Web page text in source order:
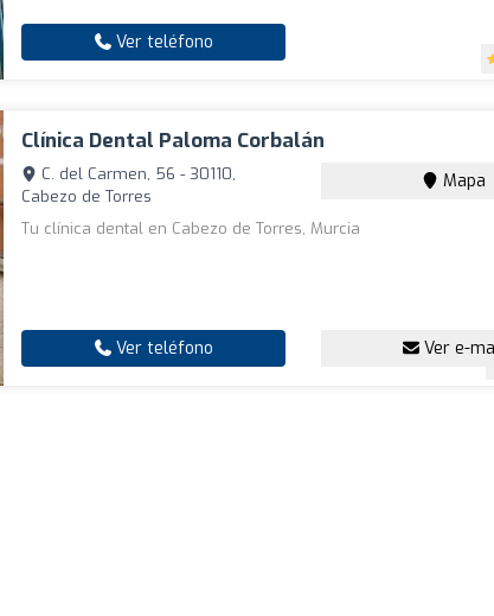
Ver teléfono
Clínica Dental Paloma Corbalán
C. del Carmen, 56 - 30110,
Cabezo de Torres
Mapa
Tu clínica dental en Cabezo de Torres, Murcia
Ver teléfono Ver e-